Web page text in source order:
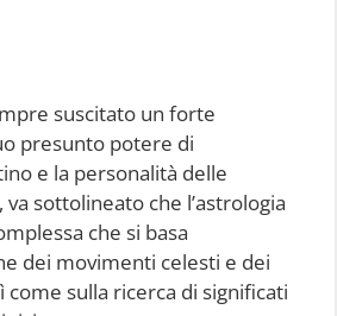
suscitato un forte
presunto potere di
e la personalità delle
sottolineato che l’astrologia
che si basa
dei movimenti celesti e dei
come sulla ricerca di significati